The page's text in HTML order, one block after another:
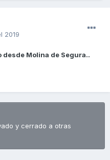
2019
Molina de Segura..
y cerrado a otras